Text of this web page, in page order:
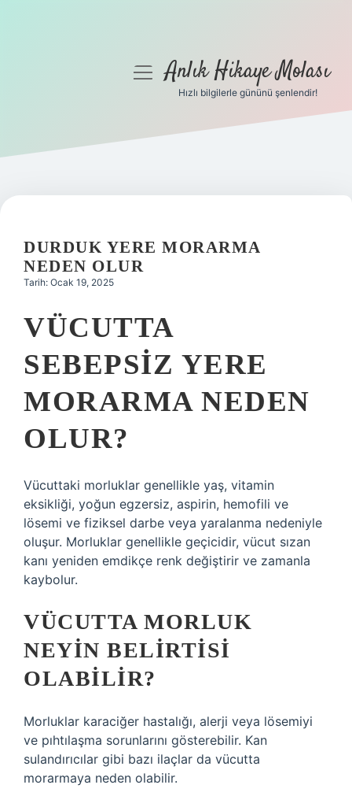
Gizlilik Politikası
Yasal Uyarı
menüyüAnlık Hikaye Molası
Hızlı bilgilerle gününü şenlendir!
DURDUK YERE MORARMA
NEDEN OLUR
Tarih: Ocak 19, 2025
VÜCUTTA
SEBEPSIZ YERE
MORARMA NEDEN
OLUR?
Vücuttaki morluklar genellikle yaş, vitamin
eksikliği, yoğun egzersiz, aspirin, hemofili ve
lösemi ve fiziksel darbe veya yaralanma nedeniyle
oluşur. Morluklar genellikle geçicidir, vücut sızan
kanı yeniden emdikçe renk değiştirir ve zamanla
kaybolur.
VÜCUTTA MORLUK
NEYIN BELIRTISI
OLABILIR?
Morluklar karaciğer hastalığı, alerji veya lösemiyi
ve pıhtılaşma sorunlarını gösterebilir. Kan
sulandırıcılar gibi bazı ilaçlar da vücutta
morarmaya neden olabilir.